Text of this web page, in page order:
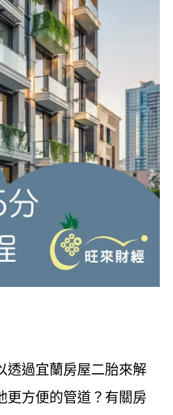
透過宜蘭房屋二胎來解
更方便的管道？有關房